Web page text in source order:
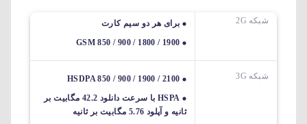
شبکه 2G
برای هر دو سیم کارت
GSM 850 / 900 / 1800 / 1900
شبکه 3G
HSDPA 850 / 900 / 1900 / 2100
HSPA با سرعت دانلود 42.2 مگابیت بر
ثانیه و آپلود 5.76 مگابیت بر ثانیه